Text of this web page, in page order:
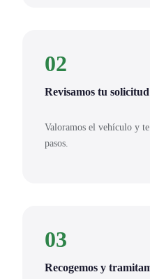
02
Revisamos tu solicitud
Valoramos el vehículo y
pasos.
03
Recogemos y